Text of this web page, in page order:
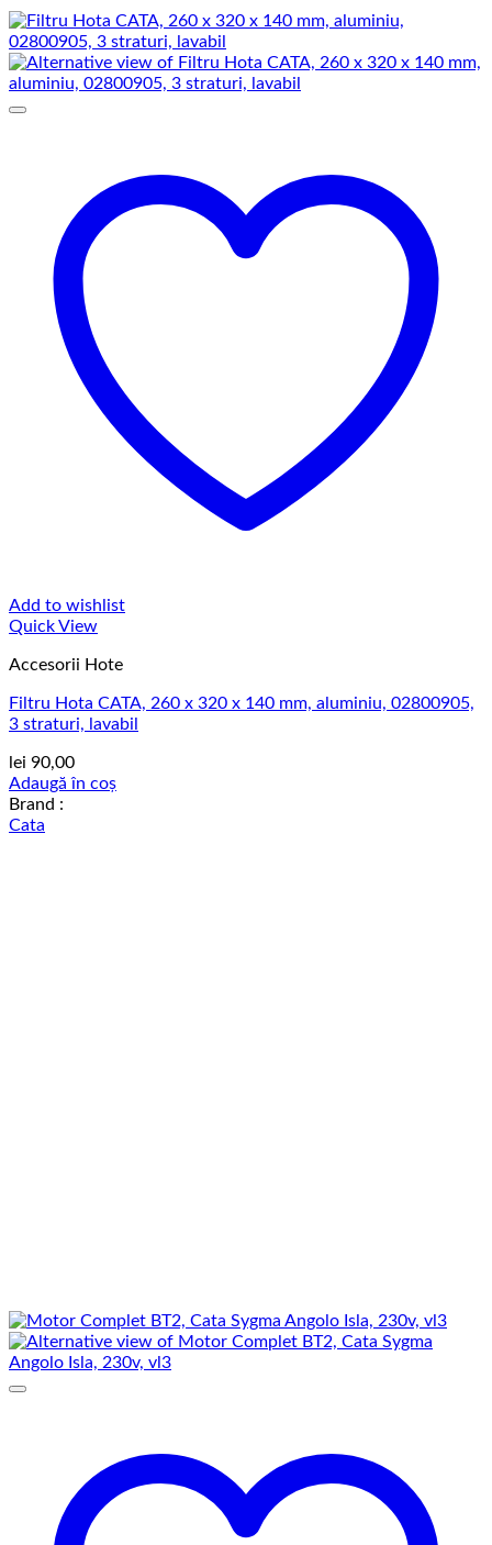
Add to wishlist
Quick View
Accesorii Hote
Filtru Hota CATA, 260 x 320 x 140 mm, aluminiu, 02800905,
3 straturi, lavabil
lei 90,00
Adaugă în coș
Brand :
Cata